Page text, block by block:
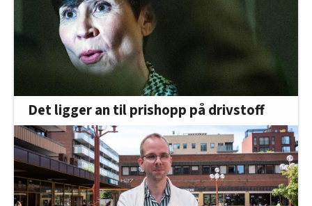
Det ligger an til prishopp på drivstoff